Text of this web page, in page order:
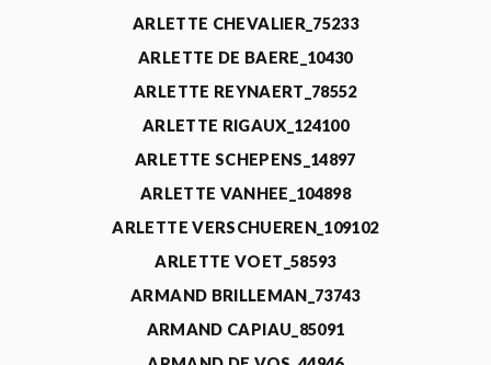
ARLETTE CHEVALIER_75233
ARLETTE DE BAERE_10430
ARLETTE REYNAERT_78552
ARLETTE RIGAUX_124100
ARLETTE SCHEPENS_14897
ARLETTE VANHEE_104898
ARLETTE VERSCHUEREN_109102
ARLETTE VOET_58593
ARMAND BRILLEMAN_73743
ARMAND CAPIAU_85091